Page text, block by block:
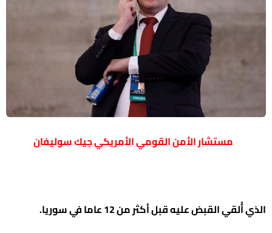
مستشار الأمن القومي الأمريكي جيك سوليفان
الذي أُلقي القبض عليه قبل أكثر من 12 عاما في سوريا.